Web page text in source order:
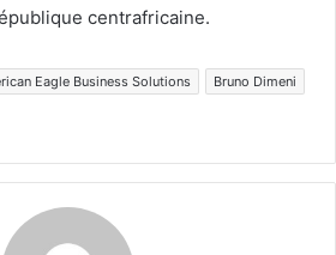
centrafricaine.
Eagle Business Solutions
Bruno Dimeni